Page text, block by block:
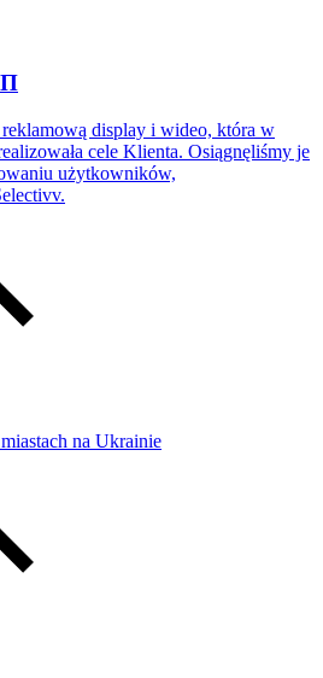
display i wideo, która w
cele Klienta. Osiągnęliśmy je
użytkowników,
na Ukrainie